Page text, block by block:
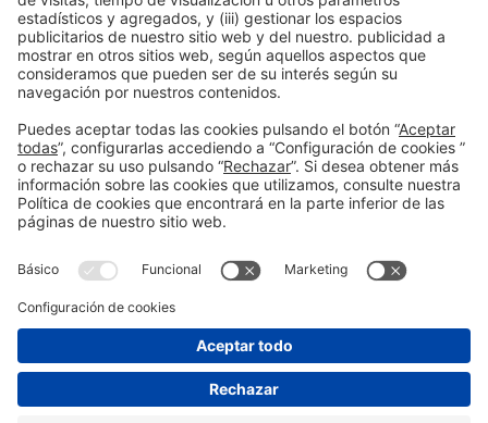
#EXPOQUIMIA2026
en las redes sociales